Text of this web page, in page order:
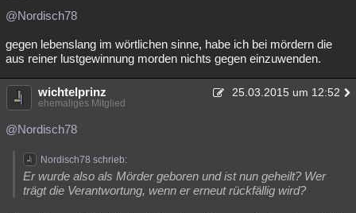
@Nordisch78
gegen lebenslang im wörtlichen sinne, habe ich bei mördern die
aus reiner lustgewinnung morden nichts gegen einzuwenden.
wichtelprinz 25.03.2015 um 12:52
ehemaliges Mitglied
@Nordisch78
Nordisch78 schrieb:
Er wurde also als Mörder geboren und ist nun geheilt? Wer
trägt die Verantwortung, wenn er erneut rückfällig wird?